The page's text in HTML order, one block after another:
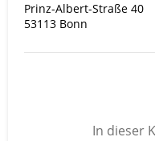
Prinz-Albert-Straße 40
53113 Bonn
In dieser